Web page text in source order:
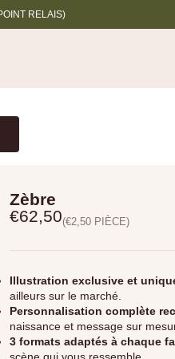
RELAIS)
Zèbre
Prix de vente
€62,50(€2,50 PIÈCE)
Illustration exclusive et
ailleurs sur le marché.
Personnalisation complète
naissance et message sur
3 formats adaptés à chaque